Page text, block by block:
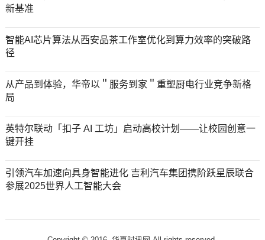
新基准
智能AI芯片算法从西安品茶工作室优化到算力效率的突破路
径
从产品到体验，华帝以＂服务到家＂重塑厨电行业竞争新格
局
英特尔联动「扣子 AI 工坊」启动高校计划——让校园创意一
键开挂
引领汽车加速向具身智能进化 吉利汽车集团携阶跃星辰联合
参展2025世界人工智能大会